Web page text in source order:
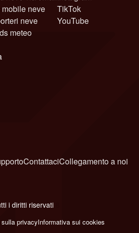
neve
neve
meteo
TikTok
YouTube
ContattaciCollegamento a noi
i diritti riservati
privacyInformativa sui cookies